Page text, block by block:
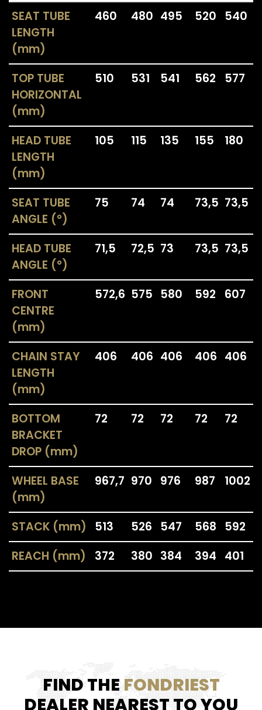
SEAT TUBE
LENGTH
(mm)
460 480 495 520 540
TOP TUBE
HORIZONTAL
(mm)
510 531 541 562 577
HEAD TUBE
LENGTH
(mm)
105 115 135 155 180
SEAT TUBE
ANGLE (°)
75 74 74 73,5 73,5
HEAD TUBE
ANGLE (°)
71,5 72,5 73 73,5 73,5
FRONT
CENTRE
(mm)
572,6 575 580 592 607
CHAIN STAY
LENGTH
(mm)
406 406 406 406 406
BOTTOM
BRACKET
DROP (mm)
72 72 72 72 72
WHEEL BASE
(mm)
967,7 970 976 987 1002
STACK (mm) 513 526 547 568 592
REACH (mm)
372 380 384 394 401
FIND THEFONDRIEST
DEALER NEAREST TO YOU